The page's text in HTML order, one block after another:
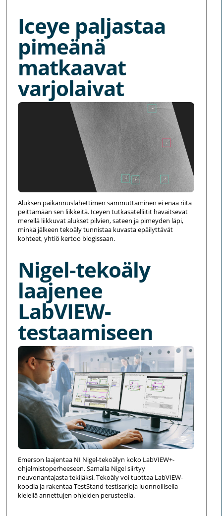
Iceye paljastaa
pimeänä
matkaavat
varjolaivat
Aluksen paikannuslähettimen sammuttaminen ei enää riitä
peittämään sen liikkeitä. Iceyen tutkasatelliitit havaitsevat
merellä liikkuvat alukset pilvien, sateen ja pimeyden läpi,
minkä jälkeen tekoäly tunnistaa kuvasta epäilyttävät
kohteet, yhtiö kertoo blogissaan.
Nigel-tekoäly
laajenee
LabVIEW-
testaamiseen
Emerson laajentaa NI Nigel-tekoälyn koko LabVIEW+-
ohjelmistoperheeseen. Samalla Nigel siirtyy
neuvonantajasta tekijäksi. Tekoäly voi tuottaa LabVIEW-
koodia ja rakentaa TestStand-testisarjoja luonnollisella
kielellä annettujen ohjeiden perusteella.